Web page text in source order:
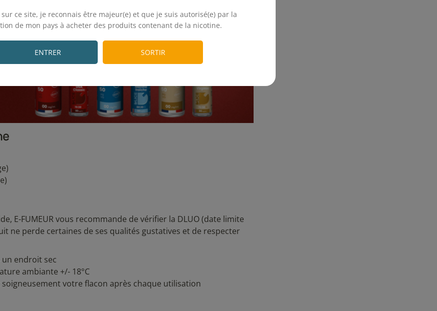
ce site, je reconnais être majeur(e) et que je suis autorisé(e) par la
de mon pays à acheter des produits contenant de la nicotine.
ENTRER SORTIR
E-FUMEUR vous recommande de vérifier la DLUO (date limite
ne perde certaines de ses qualités gustatives et de respecter
un endroit sec
ambiante +/- 18°C
votre flacon après chaque utilisation